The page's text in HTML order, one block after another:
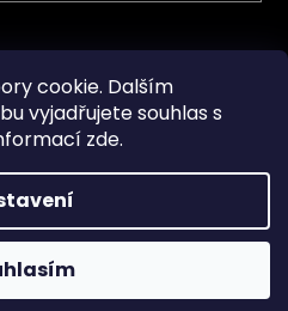
cookie. Dalším
vyjadřujete souhlas s
zde.